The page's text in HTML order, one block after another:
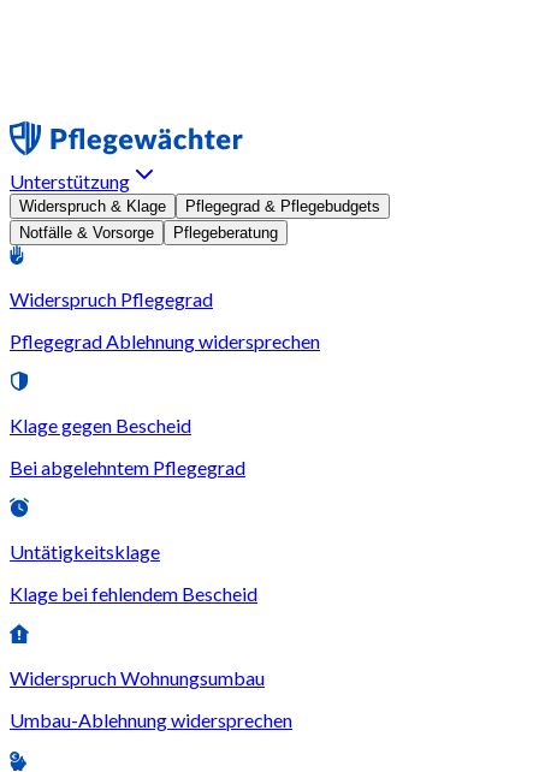
Unterstützung
Widerspruch & Klage
Pflegegrad & Pflegebudgets
Notfälle & Vorsorge
Pflegeberatung
Widerspruch Pflegegrad
Pflegegrad Ablehnung widersprechen
Klage gegen Bescheid
Bei abgelehntem Pflegegrad
Untätigkeitsklage
Klage bei fehlendem Bescheid
Widerspruch Wohnungsumbau
Umbau-Ablehnung widersprechen